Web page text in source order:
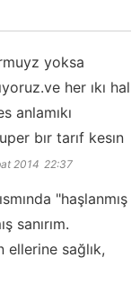
yoksa
her ıkı hal
anlamıkı
bır tarıf kesın
2014 22:37
"haşlanmış
sanırım.
sağlık,